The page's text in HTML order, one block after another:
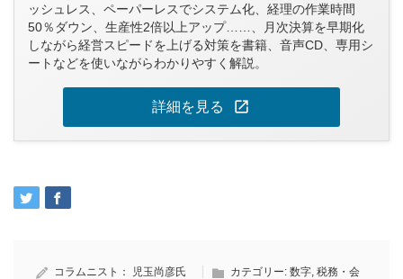
ッシュレス、ペーパーレスでシステム化、経理の作業時間
50％ダウン、生産性2倍以上アップ……、月次決算を早期化
しながら経営スピードを上げる対策を書籍、音声CD、専用シ
ートなどを使いながらわかりやすく解説。
詳細を見る open_in_new
コラムニスト： 児玉尚彦氏 カテゴリー: 数字, 税務・会